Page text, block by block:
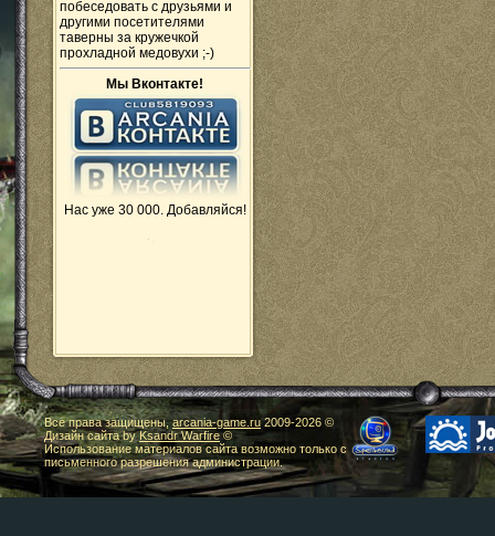
побеседовать с друзьями и
другими посетителями
таверны за кружечкой
прохладной медовухи ;-)
Мы Вконтакте!
Нас уже 30 000. Добавляйся!
Все права защищены,arcania-game.ru2009-2026 ©
Дизайн сайта byKsandr Warfire©
Использование материалов сайта возможно только с
письменного разрешения администрации.